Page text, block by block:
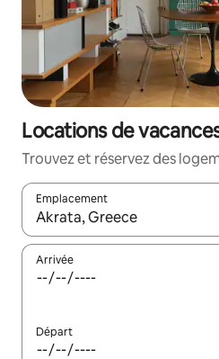
Locations de
Trouvez et réservez des
Emplacement
Quand les résultats sont
Arrivée
Départ